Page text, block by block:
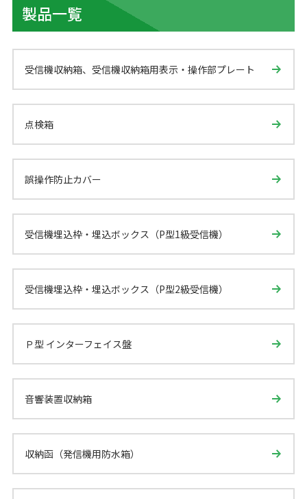
製品一覧
受信機収納箱、受信機収納箱用表示・操作部プレート
点検箱
誤操作防止カバー
受信機埋込枠・埋込ボックス（P型1級受信機）
受信機埋込枠・埋込ボックス（P型2級受信機）
Ｐ型 インターフェイス盤
音響装置収納箱
収納函（発信機用防水箱）